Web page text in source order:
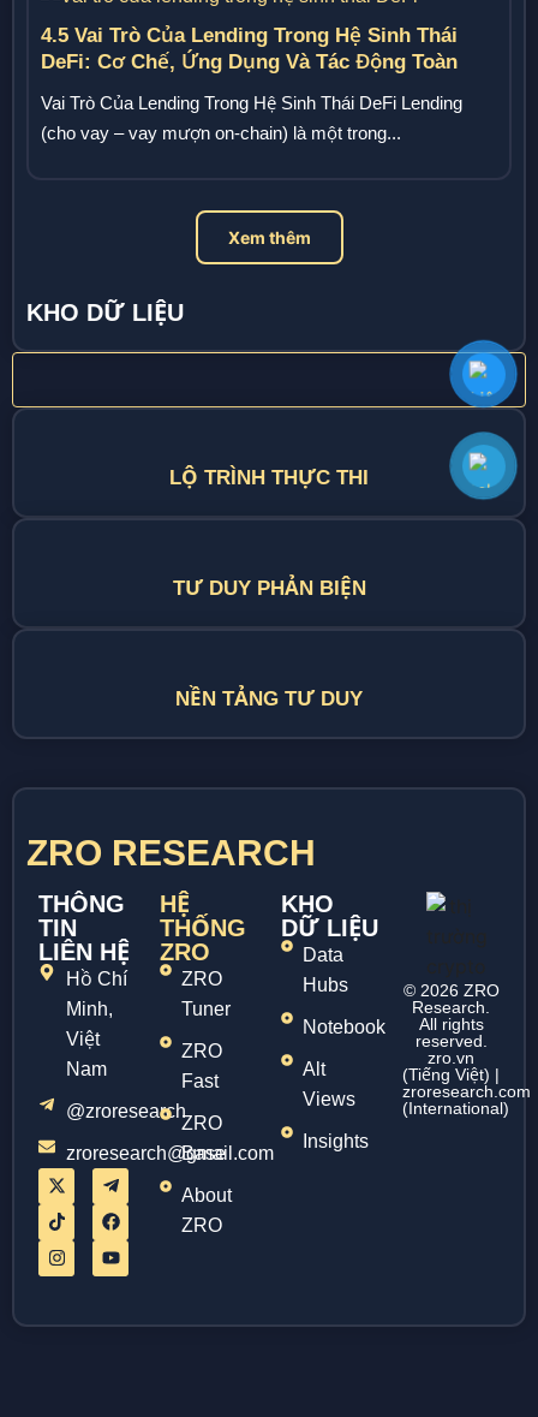
4.5 Vai Trò Của Lending Trong Hệ Sinh Thái
DeFi: Cơ Chế, Ứng Dụng Và Tác Động Toàn
Vai Trò Của Lending Trong Hệ Sinh Thái DeFi Lending
(cho vay – vay mượn on-chain) là một trong...
Xem thêm
KHO DỮ LIỆU
LỘ TRÌNH THỰC THI
TƯ DUY PHẢN BIỆN
NỀN TẢNG TƯ DUY
ZRO RESEARCH
THÔNG
TIN
LIÊN HỆ
Hồ Chí
Minh,
Việt
Nam
@zroresearch
zroresearch@gmail.com
HỆ
THỐNG
ZRO
ZRO
Tuner
ZRO
Fast
ZRO
Base
About
ZRO
KHO
DỮ LIỆU
Data
Hubs
Notebook
Alt
Views
Insights
© 2026 ZRO
Research.
All rights
reserved.
zro.vn
(Tiếng Việt) |
zroresearch.com
(International)